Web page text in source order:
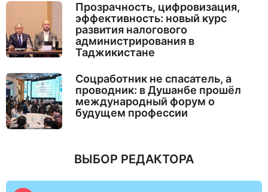
Прозрачность, цифровизация,
эффективность: новый курс
развития налогового
администрирования в
Таджикистане
Соцработник не спасатель, а
проводник: в Душанбе прошёл
международный форум о
будущем профессии
ВЫБОР РЕДАКТОРА